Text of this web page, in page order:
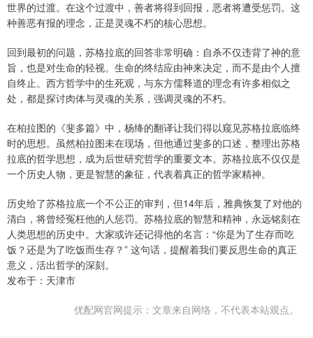
世界的过渡。在这个过渡中，善者将得到回报，恶者将遭受惩罚。这
种善恶有报的理念，正是灵魂不朽的核心思想。
回到最初的问题，苏格拉底的回答非常明确：自杀不仅违背了神的意
旨，也是对生命的轻视。生命的终结应由神来决定，而不是由个人擅
自终止。西方哲学中的生死观，与东方儒释道的理念有许多相似之
处，都是探讨肉体与灵魂的关系，强调灵魂的不朽。
在柏拉图的《斐多篇》中，杨绛的翻译让我们得以窥见苏格拉底临终
时的思想。虽然柏拉图未在现场，但他通过斐多的口述，整理出苏格
拉底的哲学思想，成为后世研究哲学的重要文本。苏格拉底不仅仅是
一个历史人物，更是智慧的象征，代表着真正的哲学家精神。
历史给了苏格拉底一个不公正的审判，但14年后，雅典恢复了对他的
清白，将曾经冤枉他的人惩罚。苏格拉底的智慧和精神，永远铭刻在
人类思想的历史中。大家或许还记得他的名言：“你是为了生存而吃
饭？还是为了吃饭而生存？” 这句话，提醒着我们要反思生命的真正
意义，活出哲学的深刻。
发布于：天津市
优配网官网提示：文章来自网络，不代表本站观点。